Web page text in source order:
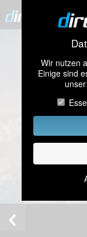
Wir nutzen
Einige sind